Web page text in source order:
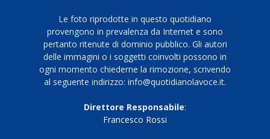
Le foto riprodotte in questo quotidiano
provengono in prevalenza da Internet e sono
pertanto ritenute di dominio pubblico. Gli autori
delle immagini o i soggetti coinvolti possono in
ogni momento chiederne la rimozione, scrivendo
al seguente indirizzo: info@quotidianolavoce.it.
Direttore Responsabile:
Francesco Rossi